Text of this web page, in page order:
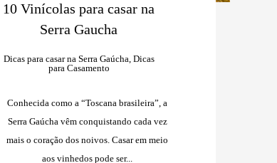
10 Vinícolas para casar na
Serra Gaucha
Dicas para casar na Serra Gaúcha, Dicas
para Casamento
Conhecida como a “Toscana brasileira”, a
Serra Gaúcha vêm conquistando cada vez
mais o coração dos noivos. Casar em meio
aos vinhedos pode ser...